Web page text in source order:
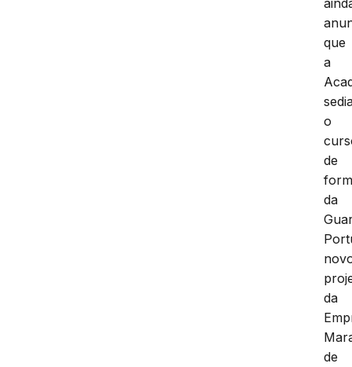
que
a
o
de
da
da
de